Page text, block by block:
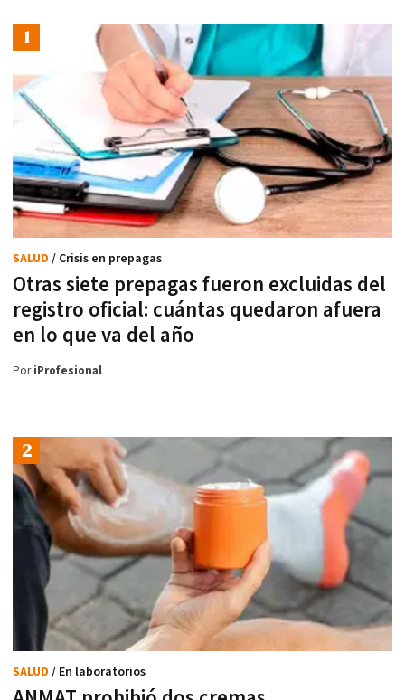
Otras siete prepagas fueron excluidas del
registro oficial: cuántas quedaron afuera
en lo que va del año
SALUD / Crisis en prepagas
PoriProfesional
SALUD / En laboratorios